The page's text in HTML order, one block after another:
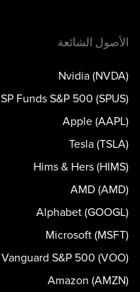
الأصول الشائعة
Nvidia (NVDA)
SP Funds S&P 500 (SPUS)
Apple (AAPL)
Tesla (TSLA)
Hims & Hers (HIMS)
AMD (AMD)
Alphabet (GOOGL)
Microsoft (MSFT)
Vanguard S&P 500 (VOO)
Amazon (AMZN)